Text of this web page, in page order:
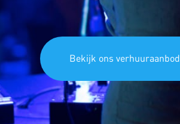
Bekijk ons verhuuraanbod